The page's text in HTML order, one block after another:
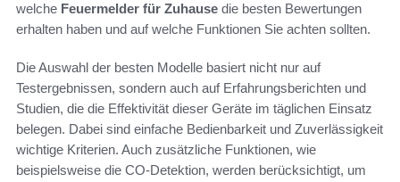
welche Feuermelder für Zuhause die besten Bewertungen
erhalten haben und auf welche Funktionen Sie achten sollten.
Die Auswahl der besten Modelle basiert nicht nur auf
Testergebnissen, sondern auch auf Erfahrungsberichten und
Studien, die die Effektivität dieser Geräte im täglichen Einsatz
belegen. Dabei sind einfache Bedienbarkeit und Zuverlässigkeit
wichtige Kriterien. Auch zusätzliche Funktionen, wie
beispielsweise die CO-Detektion, werden berücksichtigt, um